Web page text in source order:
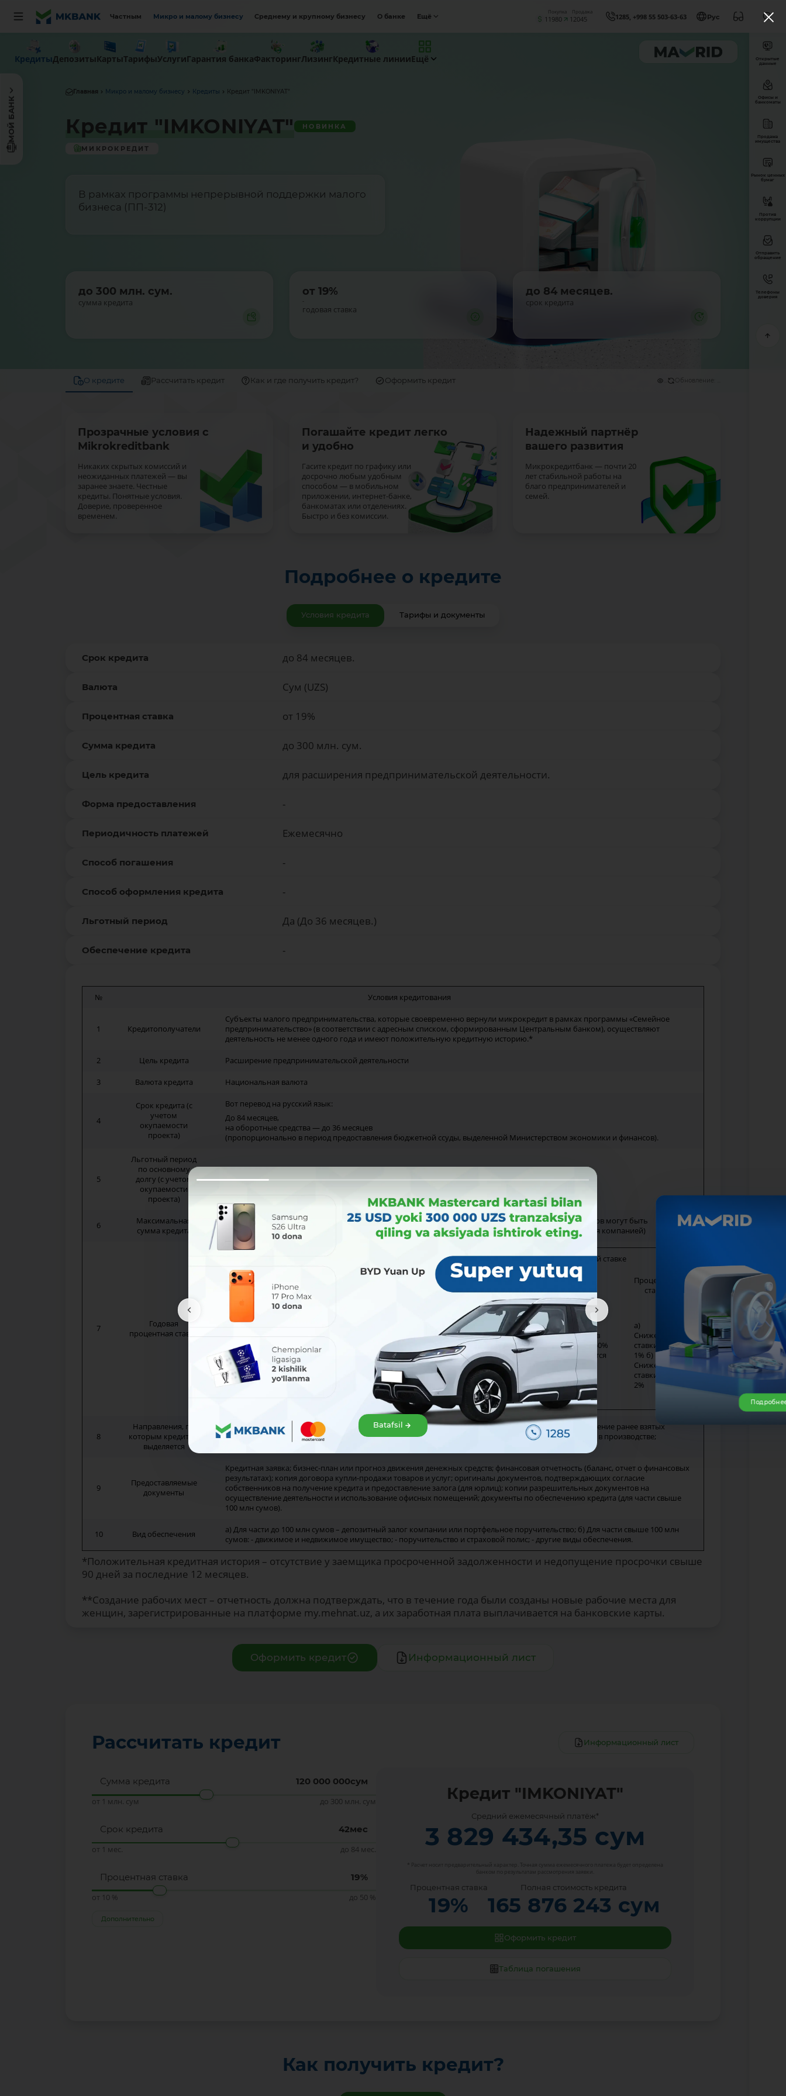
Частным Микро и малому бизнесу Среднему и крупному бизнесу О банке Ещё
Покупка
11980
Продажа
12045 1285, +998 55 503-63-63 Рус
МОЙ БАНК
КредитыДепозитыКартыТарифыУслугиГарантия банкаФакторингЛизингКредитные линииЕщё
Главная Микро и малому бизнесу Кредиты Кредит "IMKONIYAT"
Кредит "IMKONIYAT" НОВИНКА
МИКРОКРЕДИТ
В рамках программы непрерывной поддержки малого
бизнеса (ПП-312)
до 300 млн. сум.
сумма кредита
от 19%
-
годовая ставка
до 84 месяцев.
срок кредита
О кредите Рассчитать кредит Как и где получить кредит? Оформить кредит Обновление: ...
Прозрачные условия с
Mikrokreditbank
Никаких скрытых комиссий и
неожиданных платежей — вы
заранее знаете. Честные
кредиты. Понятные условия.
Доверие, проверенное
временем.
Погашайте кредит легко
и удобно
Гасите кредит по графику или
досрочно любым удобным
способом — в мобильном
приложении, интернет-банке,
банкоматах или отделениях.
Быстро и без комиссии.
Надежный партнёр
вашего развития
Микрокредитбанк — почти 20
лет стабильной работы на
благо предпринимателей и
семей.
Подробнее о кредите
Условия кредита Тарифы и документы
Срок кредита до 84 месяцев.
Валюта Сум (UZS)
Процентная ставка от 19%
Сумма кредита до 300 млн. сум.
Цель кредита для расширения предпринимательской деятельности.
Форма предоставления -
Периодичность платежей Ежемесячно
Способ погашения -
Способ оформления кредита -
Льготный период Да (До 36 месяцев.)
Обеспечение кредита -
№ Условия кредитования
1 Кредитополучатели
Субъекты малого предпринимательства, которые своевременно вернули микрокредит в рамках программы «Семейное
предпринимательство» (в соответствии с адресным списком, сформированным Центральным банком), осуществляют
деятельность не менее одного года и имеют положительную кредитную историю.*
2 Цель кредита Расширение предпринимательской деятельности
3 Валюта кредита Национальная валюта
4
Срок кредита (с
учетом
окупаемости
проекта)
Вот перевод на русский язык:
До 84 месяцев,
на оборотные средства — до 36 месяцев
(пропорционально в период предоставления бюджетной ссуды, выделенной Министерством экономики и финансов).
5
Льготный период
по основному
долгу (с учетом
окупаемости
проекта)
До 36 месяцев, на оборотные средства – до 12 месяцев
6
Максимальная
сумма кредита
До 300 млн сумов (в рамках одного проекта выделяется до 300 млн сумов, из которых до 100 млн сумов могут быть
предоставлены без залога, а их рефинансирование или портфельное поручительство обеспечивается компанией)
7
Годовая
процентная ставка
Категория региона
Ресурсы
Процентная
ставка
Льготы по процентной ставке
Условие
Процентная
ставка
5 категория
а) Субъекты предпринимательства, в
составе учредителей которых доля 50%
и выше и (или) которые возглавляются
женщинами б) Создание рабочих
мест** (не менее 3 для женщин)
а)
Снижение
ставки на
1% б)
Снижение
ставки на
2%
3 категория 21%
2 категория 22%
23%
8
Направления, по
которым кредит не
выделяется
Казино и бильярдные, производство и (или) торговля алкогольными и табачными изделиями; погашение ранее взятых
кредитов (лизингов) или любых других долгов; покупка легкового автотранспорта, не участвующего в производстве;
9
Предоставляемые
документы
Кредитная заявка; бизнес-план или прогноз движения денежных средств; финансовая отчетность (баланс, отчет о финансовых
результатах); копия договора купли-продажи товаров и услуг; оригиналы документов, подтверждающих согласие
собственников на получение кредита и предоставление залога (для юрлиц); копии разрешительных документов на
осуществление деятельности и использование офисных помещений; документы по обеспечению кредита (для части свыше
100 млн сумов).
10 Вид обеспечения
а) Для части до 100 млн сумов – депозитный залог компании или портфельное поручительство; б) Для части свыше 100 млн
сумов: - движимое и недвижимое имущество; - поручительство и страховой полис; - другие виды обеспечения.
*Положительная кредитная история – отсутствие у заемщика просроченной задолженности и недопущение просрочки свыше
90 дней за последние 12 месяцев.
**Создание рабочих мест – отчетность должна подтверждать, что в течение года были созданы новые рабочие места для
женщин, зарегистрированные на платформе my.mehnat.uz, а их заработная плата выплачивается на банковские карты.
Оформить кредит Информационный лист
Рассчитать кредит Информационный лист
Сумма кредита 120 000 000сум
от 1 млн. сум до 300 млн. сум
Срок кредита 42мес
от 1 мес. до 84 мес.
Процентная ставка 19%
от 10 % до 50 %
Дополнительно
Кредит "IMKONIYAT"
Средний ежемесячный платёж*
3 829 434,35 сум
* Расчет носит предварительный характер. Точная сумма ежемесячного платежа будет определена
банком по результатам рассмотрения заявки.
Процентная ставка
19%
Полная стоимость кредита
165 876 243 сум
Оформить кредит
Таблица погашения
Как получить кредит?
Открытые
данные
Офисы и
банкоматы
Продажа
имущества
Рынок ценных
бумаг
Против
коррупции
Отправить
обращение
Телефоны
доверия
Batafsil